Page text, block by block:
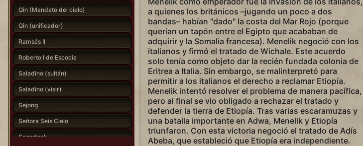
Qin (Mandato del cielo)
Qin (unificador)
Ramsés II
Roberto I de Escocia
Saladino (sultán)
Saladino (visir)
Sejong
Señora Seis Cielo
Seondeok
a quienes los británicos –jugando un poco a dos
bandas– habían "dado" la costa del Mar Rojo (porque
querían un tapón entre el Egipto que acababan de
adquirir y la Somalia francesa). Menelik negoció con los
italianos y firmó el tratado de Wichale. Este acuerdo
solo tenía como objeto dar la recién fundada colonia de
Eritrea a Italia. Sin embargo, se malinterpretó para
permitir a los italianos el derecho a reclamar Etiopía.
Menelik intentó resolver el problema de manera pacífica,
pero al final se vio obligado a rechazar el tratado y
defender la tierra de Etiopía. Tras varias escaramuzas y
una batalla importante en Adwa, Menelik y Etiopía
triunfaron. Con esta victoria negoció el tratado de Adís
Abeba, que estableció que Etiopía era independiente.